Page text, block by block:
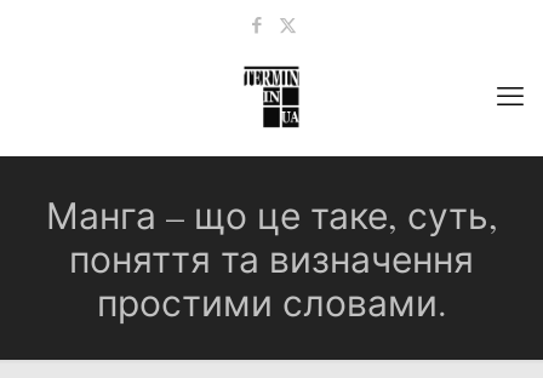
Манга – що це таке, суть,
поняття та визначення
простими словами.